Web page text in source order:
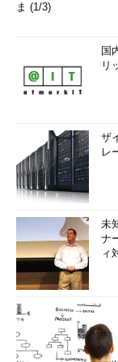
ま (1/3)
国
リ
ザ
レ
未
ナ
ィ